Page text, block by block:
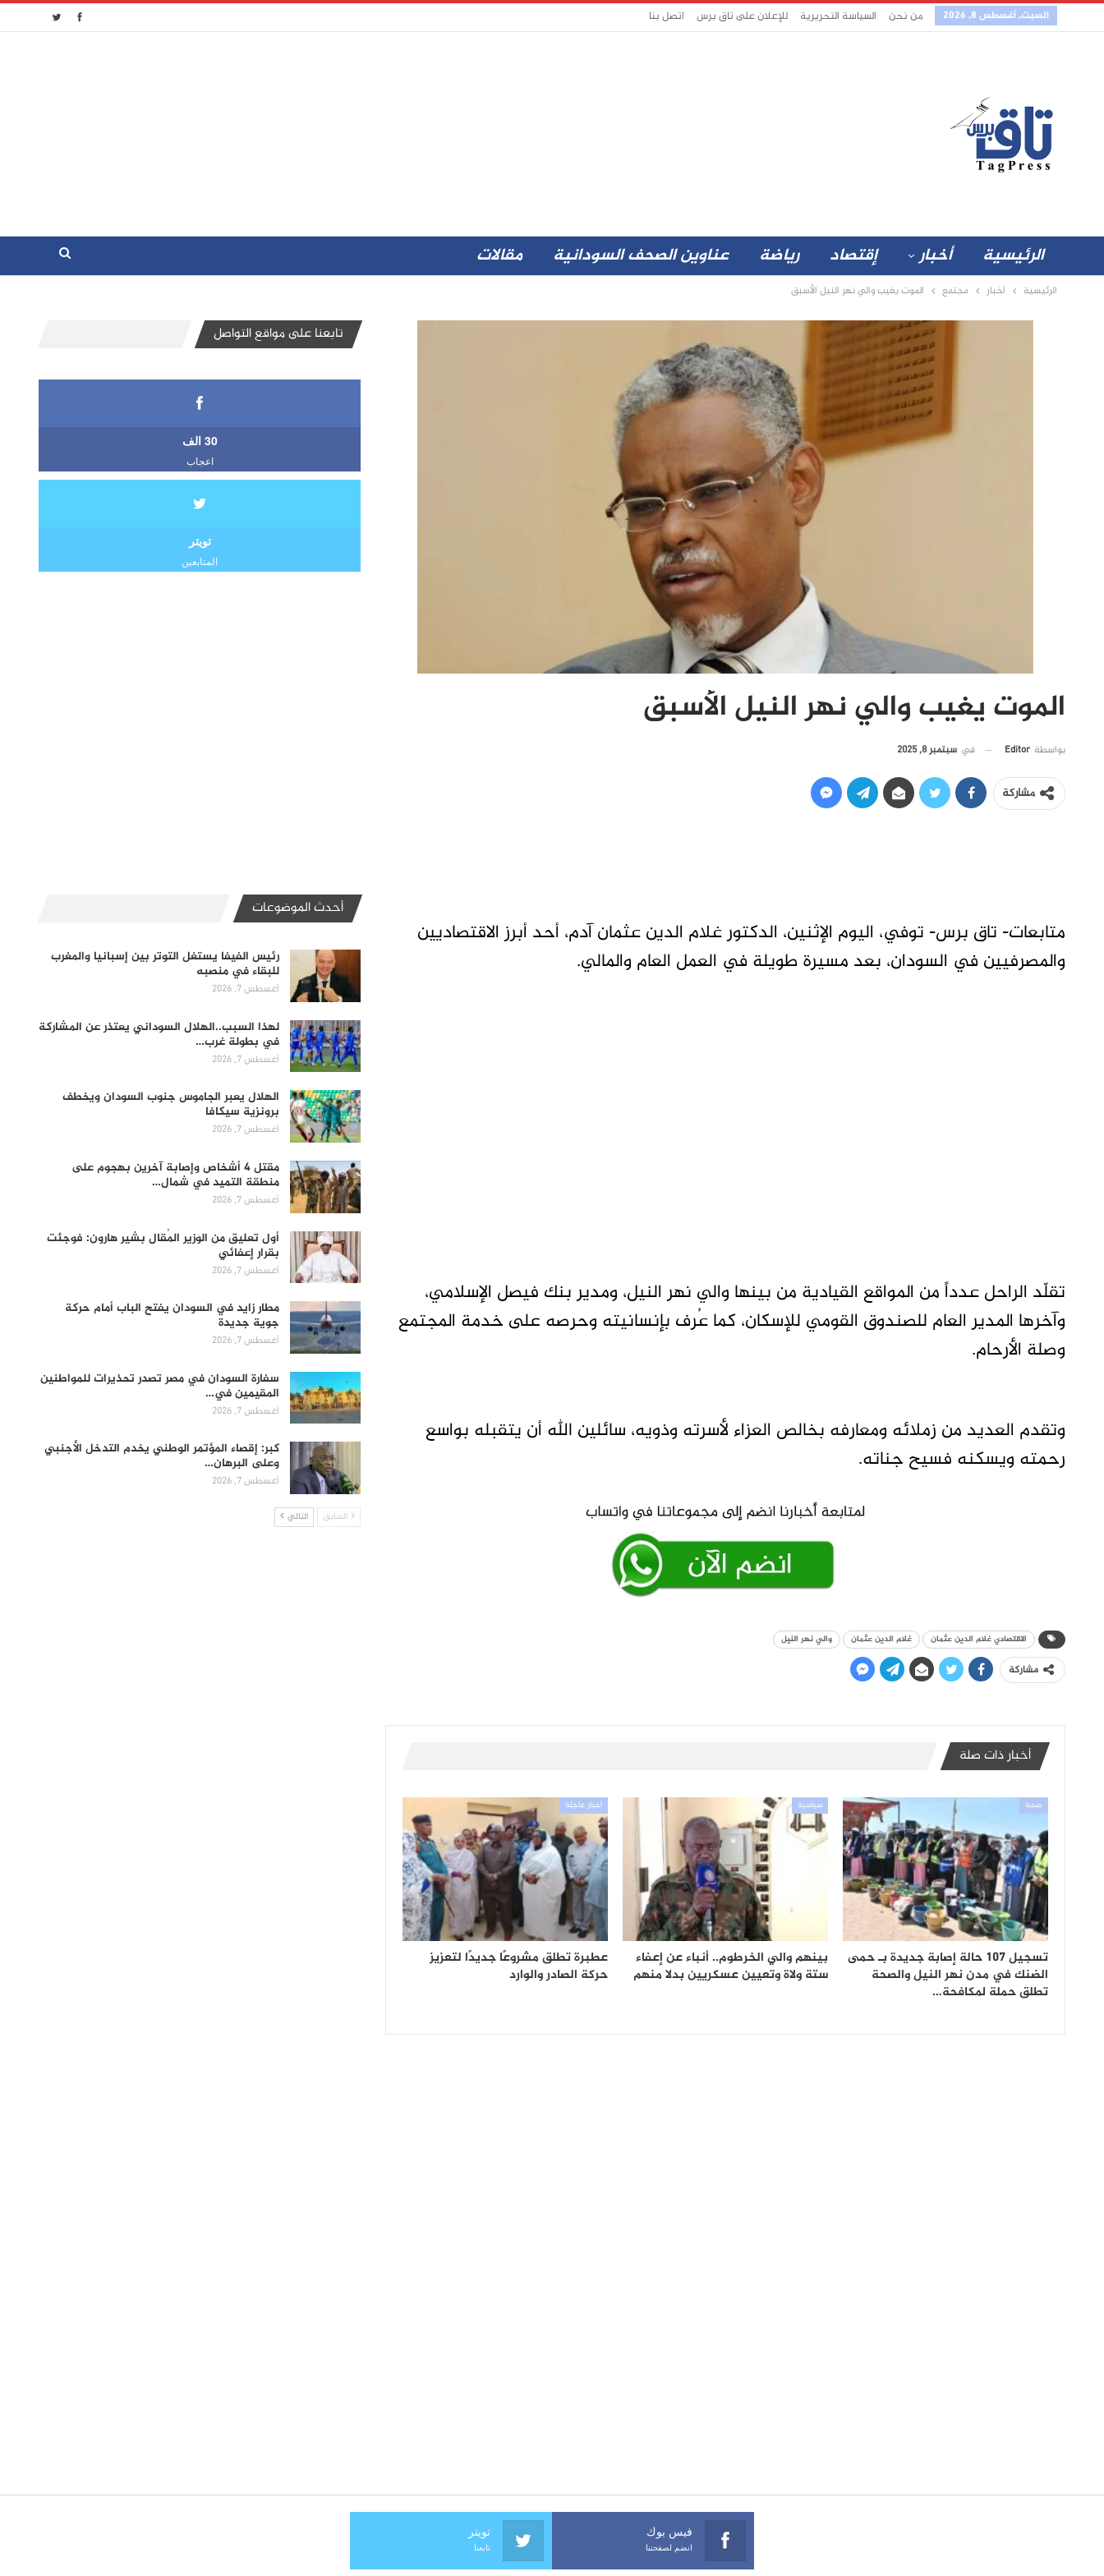
السبت, أغسطس 8, 2026 من نحن السياسة التحريرية للإعلان على تاق برس اتصل بنا
الرئيسية أخبار إقتصاد رياضة عناوين الصحف السودانية مقالات
الرئيسية أخبار مجتمع الموت يغيب والي نهر النيل الأسبق
الموت يغيب والي نهر النيل الأسبق
بواسطة Editor في سبتمبر 8, 2025
مشاركة
متابعات- تاق برس- توفي، اليوم الإثنين، الدكتور غلام الدين عثمان آدم، أحد أبرز الاقتصاديين
والمصرفيين في السودان، بعد مسيرة طويلة في العمل العام والمالي.
تقلّد الراحل عدداً من المواقع القيادية من بينها والي نهر النيل، ومدير بنك فيصل الإسلامي،
وآخرها المدير العام للصندوق القومي للإسكان، كما عُرف بإنسانيته وحرصه على خدمة المجتمع
وصلة الأرحام.
وتقدم العديد من زملائه ومعارفه بخالص العزاء لأسرته وذويه، سائلين الله أن يتقبله بواسع
رحمته ويسكنه فسيح جناته.
الاقتصادي غلام الدين عثمان غلام الدين عثمان والي نهر النيل
مشاركة
أخبار ذات صلة
صحة
تسجيل 107 حالة إصابة جديدة بـ حمى
الضنك في مدن نهر النيل والصحة
تطلق حملة لمكافحة…
سياسية
بينهم والي الخرطوم.. أنباء عن إعفاء
ستة ولاة وتعيين عسكريين بدلا منهم
أخبار عاجلة
عطبرة تطلق مشروعًا جديدًا لتعزيز
حركة الصادر والوارد
تابعنا على مواقع التواصل
30 الف
اعجاب
تويتر
المتابعين
أحدث الموضوعات
رئيس الفيفا يستغل التوتر بين إسبانيا والمغرب
للبقاء في منصبه
أغسطس 7, 2026
لهذا السبب..الهلال السوداني يعتذر عن المشاركة
في بطولة غرب…
أغسطس 7, 2026
الهلال يعبر الجاموس جنوب السودان ويخطف
برونزية سيكافا
أغسطس 7, 2026
مقتل 4 أشخاص وإصابة آخرين بهجوم على
منطقة التميد في شمال…
أغسطس 7, 2026
أول تعليق من الوزير المُقال بشير هارون: فوجئت
بقرار إعفائي
أغسطس 7, 2026
مطار زايد في السودان يفتح الباب أمام حركة
جوية جديدة
أغسطس 7, 2026
سفارة السودان في مصر تصدر تحذيرات للمواطنين
المقيمين في…
أغسطس 7, 2026
كبر: إقصاء المؤتمر الوطني يخدم التدخل الأجنبي
وعلى البرهان…
أغسطس 7, 2026
السابق التالي
فيس بوك
انضم لصفحتنا
تويتر
تابعنا